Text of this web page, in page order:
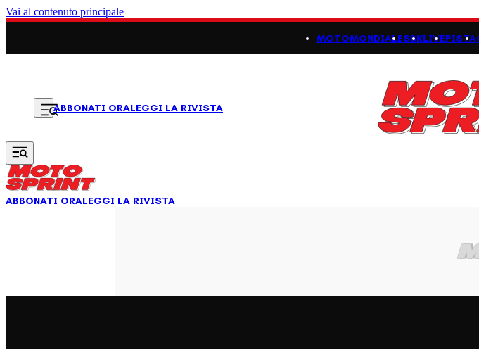
Vai al contenuto principale
MOTOMONDIALESBKLIVEPISTA
ABBONATI ORALEGGI LA RIVISTA
ABBONATI ORALEGGI LA RIVISTA